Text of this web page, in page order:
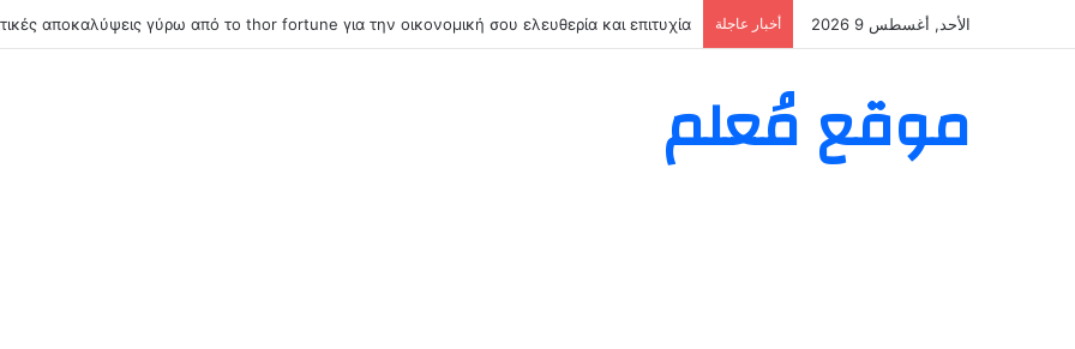
الأحد, أغسطس 9 2026 أخبار عاجلة 1win букмекерская контора — вход
موقع مُعلم